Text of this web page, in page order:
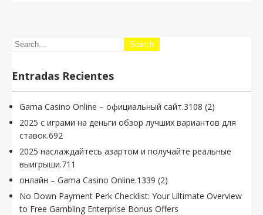
Entradas Recientes
Gama Casino Online – официальный сайт.3108 (2)
2025 с играми на деньги обзор лучших вариантов для
ставок.692
2025 наслаждайтесь азартом и получайте реальные
выигрыши.711
онлайн – Gama Casino Online.1339 (2)
No Down Payment Perk Checklist: Your Ultimate Overview
to Free Gambling Enterprise Bonus Offers